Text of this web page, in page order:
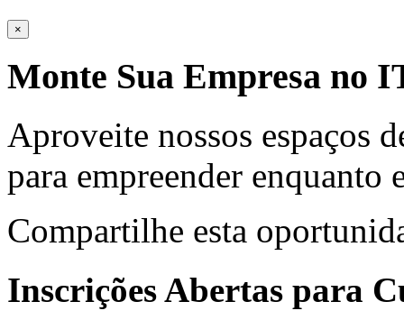
×
Monte Sua Empresa no
Aproveite nossos espaços
para empreender enquanto
Compartilhe esta
Inscrições Abertas para